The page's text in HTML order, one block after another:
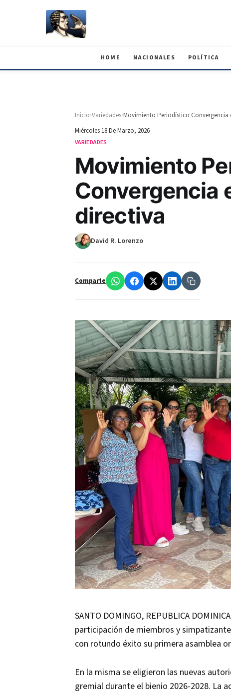
HOME NACIONALES POLÍTICA
Inicio›Variedades›Movimiento Periodístico Convergencia
Miércoles 18 De Marzo, 2026
VARIEDADES
Movimiento
Convergencia
directiva
David R. Lorenzo
Comparte
SANTO DOMINGO, REPUBLICA
participación de miembros y
con rotundo éxito su primera asamblea
En la misma se eligieron las nuevas
gremial durante el bienio 2026-2028. La